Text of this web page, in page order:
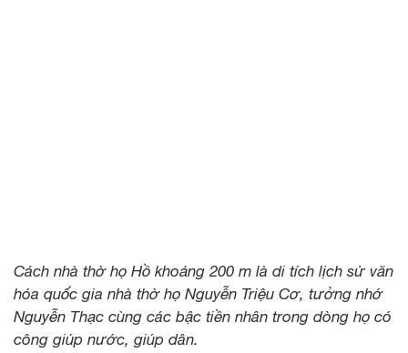
Cách nhà thờ họ Hồ khoảng 200 m là di tích lịch sử văn
hóa quốc gia nhà thờ họ Nguyễn Triệu Cơ, tưởng nhớ
Nguyễn Thạc cùng các bậc tiền nhân trong dòng họ có
công giúp nước, giúp dân.